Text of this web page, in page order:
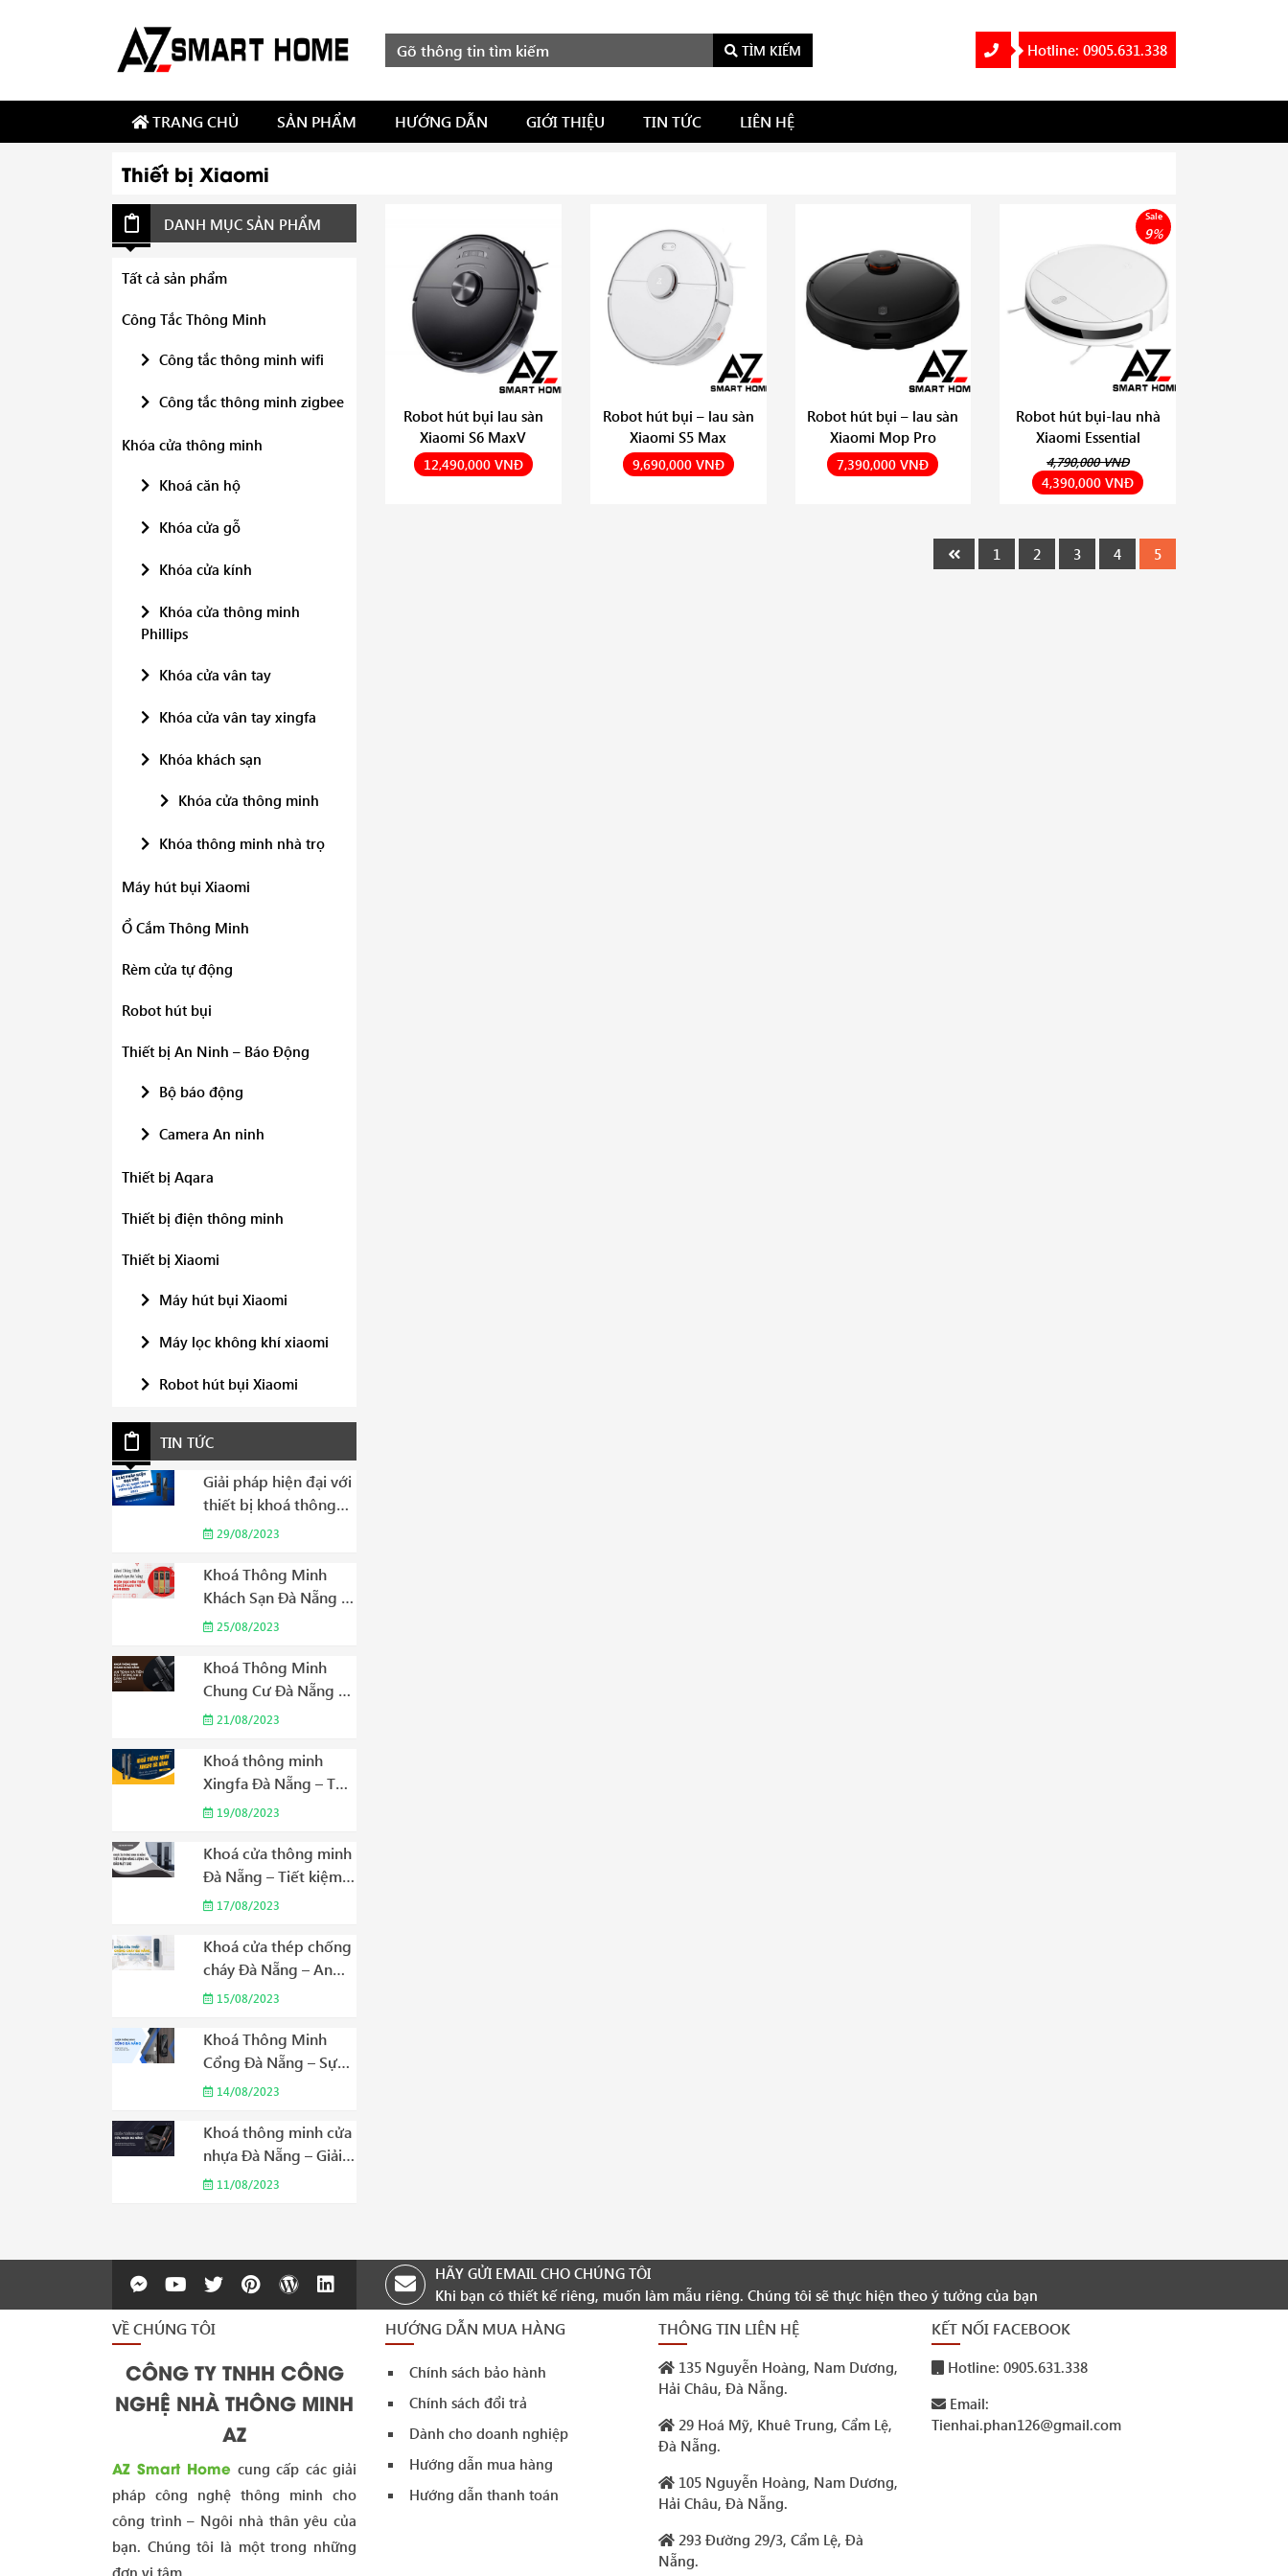
TÌM KIẾM Hotline: 0905.631.338
TRANG CHỦ SẢN PHẨM HƯỚNG DẪN GIỚI THIỆU TIN TỨC LIÊN HỆ
Thiết bị Xiaomi
DANH MỤC SẢN PHẨM
Tất cả sản phẩm
Công Tắc Thông Minh
Công tắc thông minh wifi
Công tắc thông minh zigbee
Khóa cửa thông minh
Khoá căn hộ
Khóa cửa gỗ
Khóa cửa kính
Khóa cửa thông minh
Phillips
Khóa cửa vân tay
Khóa cửa vân tay xingfa
Khóa khách sạn
Khóa cửa thông minh
Khóa thông minh nhà trọ
Máy hút bụi Xiaomi
Ổ Cắm Thông Minh
Rèm cửa tự động
Robot hút bụi
Thiết bị An Ninh – Báo Động
Bộ báo động
Camera An ninh
Thiết bị Aqara
Thiết bị điện thông minh
Thiết bị Xiaomi
Máy hút bụi Xiaomi
Máy lọc không khí xiaomi
Robot hút bụi Xiaomi
TIN TỨC
Giải pháp hiện đại với
thiết bị khoá thông
minh Đà Nẵng năm
29/08/2023
Khoá Thông Minh
Khách Sạn Đà Nẵng –
Hiện Đại Hóa Trải
2023
25/08/2023
Khoá Thông Minh
Chung Cư Đà Nẵng –
An Toàn và Tiện Ích
Năm 2023
21/08/2023
Khoá thông minh
Xingfa Đà Nẵng – Tối
ưu hóa chi phí với
Năm 2023
19/08/2023
Khoá cửa thông minh
Đà Nẵng – Tiết kiệm
năng lượng và bảo
17/08/2023
Khoá cửa thép chống
cháy Đà Nẵng – An
tâm trong mỗi không
15/08/2023
Khoá Thông Minh
Cổng Đà Nẵng – Sự
Lựa Chọn Thông Minh
Đại Năm 2023
14/08/2023
Khoá thông minh cửa
nhựa Đà Nẵng – Giải
pháp an toàn và tiện
11/08/2023
Robot hút bụi lau sàn
Xiaomi S6 MaxV
12,490,000 VNĐ
Robot hút bụi – lau sàn
Xiaomi S5 Max
9,690,000 VNĐ
Robot hút bụi – lau sàn
Xiaomi Mop Pro
7,390,000 VNĐ
Robot hút bụi-lau nhà
Xiaomi Essential
Sale
9%
4,790,000 VNĐ
4,390,000 VNĐ
1 2 3 4 5
HÃY GỬI EMAIL CHO CHÚNG TÔI
Khi bạn có thiết kế riêng, muốn làm mẫu riêng. Chúng tôi sẽ thực hiện theo ý tưởng của bạn
VỀ CHÚNG TÔI
CÔNG TY TNHH CÔNG
NGHỆ NHÀ THÔNG MINH
AZ
AZ Smart Home cung cấp các giải
pháp công nghệ thông minh cho
công trình – Ngôi nhà thân yêu của
bạn. Chúng tôi là một trong những
đơn vị tâm...
HƯỚNG DẪN MUA HÀNG
Chính sách bảo hành
Chính sách đổi trả
Dành cho doanh nghiệp
Hướng dẫn mua hàng
Hướng dẫn thanh toán
THÔNG TIN LIÊN HỆ
135 Nguyễn Hoàng, Nam Dương,
Hải Châu, Đà Nẵng.
29 Hoá Mỹ, Khuê Trung, Cẩm Lệ,
Đà Nẵng.
105 Nguyễn Hoàng, Nam Dương,
Hải Châu, Đà Nẵng.
293 Đường 29/3, Cẩm Lệ, Đà
Nẵng.
KẾT NỐI FACEBOOK
Hotline: 0905.631.338
Email:
Tienhai.phan126@gmail.com